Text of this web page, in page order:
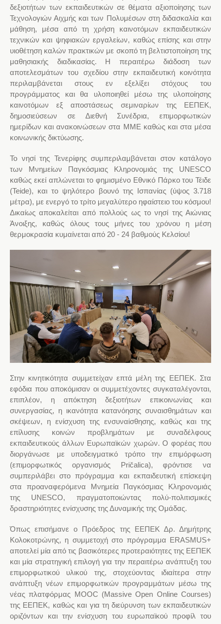
δεξιοτήτων των εκπαιδευτικών σε θέματα αξιοποίησης των
Τεχνολογιών Αιχμής και των Πολυμέσων στη διδασκαλία και
μάθηση, μέσα από τη χρήση καινοτόμων εκπαιδευτικών
τεχνικών και ψηφιακών εργαλείων, καθώς επίσης και στην
υιοθέτηση καλών πρακτικών με σκοπό τη βελτιστοποίηση της
μαθησιακής διαδικασίας. Η περαιτέρω διάδοση των
αποτελεσμάτων του σχεδίου στην εκπαιδευτική κοινότητα
περιλαμβάνεται στους εν εξελίξει στόχους του
προγράμματος και θα υλοποιηθεί μέσω της υλοποίησης
καινοτόμων εξ αποστάσεως σεμιναρίων της ΕΕΠΕΚ,
δημοσιεύσεων σε Διεθνή Συνέδρια, επιμορφωτικών
ημερίδων και ανακοινώσεων στα ΜΜΕ καθώς και στα μέσα
κοινωνικής δικτύωσης.
Το νησί της Τενερίφης συμπεριλαμβάνεται στον κατάλογο
των Μνημείων Παγκόσμιας Κληρονομιάς της UNESCO
καθώς εκεί απλώνεται το φημισμένο Εθνικό Πάρκο του Τέιδε
(Teide), και το ψηλότερο βουνό της Ισπανίας (ύψος 3.718
μέτρα), με ενεργό το τρίτο μεγαλύτερο ηφαίστειο του κόσμου!
Δικαίως αποκαλείται από πολλούς ως το νησί της Αιώνιας
Άνοιξης, καθώς όλους τους μήνες του χρόνου η μέση
θερμοκρασία κυμαίνεται από 20 - 24 βαθμούς Κελσίου!
Στην κινητικότητα συμμετείχαν επτά μέλη της ΕΕΠΕΚ. Στα
εφόδια που αποκόμισαν οι συμμετέχοντες συγκαταλέγονται,
επιπλέον, η απόκτηση δεξιοτήτων επικοινωνίας και
συνεργασίας, η ικανότητα κατανόησης συναισθημάτων και
σκέψεων, η ενίσχυση της ενσυναίσθησης, καθώς και της
επίλυσης κοινών προβλημάτων με συναδέλφους
εκπαιδευτικούς άλλων Ευρωπαϊκών χωρών. Ο φορέας που
διοργάνωσε με υποδειγματικό τρόπο την επιμόρφωση
(επιμορφωτικός οργανισμός Pričalica), φρόντισε να
συμπεριλάβει στο πρόγραμμα και εκπαιδευτική επίσκεψη
στα προαναφερόμενα Μνημεία Παγκόσμιας Κληρονομιάς
της UNESCO, πραγματοποιώντας πολύ-πολιτισμικές
δραστηριότητες ενίσχυσης της Δυναμικής της Ομάδας.
Όπως επισήμανε ο Πρόεδρος της ΕΕΠΕΚ Δρ. Δημήτρης
Κολοκοτρώνης, η συμμετοχή στο πρόγραμμα ERASMUS+
αποτελεί μία από τις βασικότερες προτεραιότητες της ΕΕΠΕΚ
και μία στρατηγική επιλογή για την περαιτέρω ανάπτυξη του
επιμορφωτικού υλικού της, στοχεύοντας ιδιαίτερα στην
ανάπτυξη νέων επιμορφωτικών προγραμμάτων μέσω της
νέας πλατφόρμας MOOC (Massive Open Online Courses)
της ΕΕΠΕΚ, καθώς και για τη διεύρυνση των εκπαιδευτικών
οριζόντων και την ενίσχυση του ευρωπαϊκού προφίλ του